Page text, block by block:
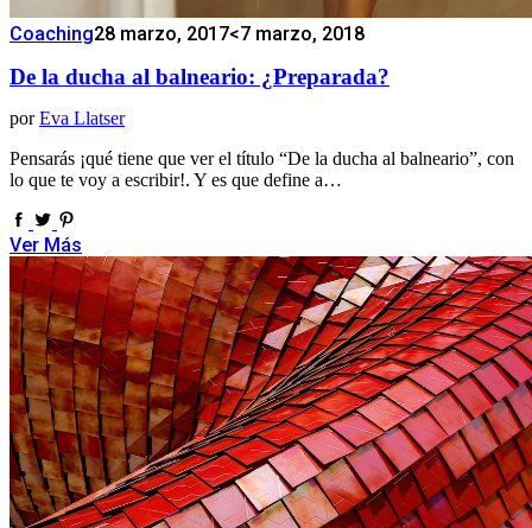
Coaching28 marzo, 2017<7 marzo, 2018
De la ducha al balneario: ¿Preparada?
por Eva Llatser
Pensarás ¡qué tiene que ver el título “De la ducha al balneario”, con
lo que te voy a escribir!. Y es que define a…
Ver Más